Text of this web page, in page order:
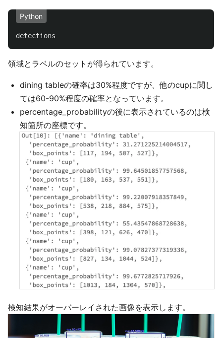
Python
detections
領域とラベルのセットが得られています。
dining tableの確率は30%程度ですが、他のcupに関し
ては60-90%程度の確率となっています。
percentage_probabilityの後に表示されているのは検
知箇所の座標です。
検知結果がオーバーレイされた画像を表示します。